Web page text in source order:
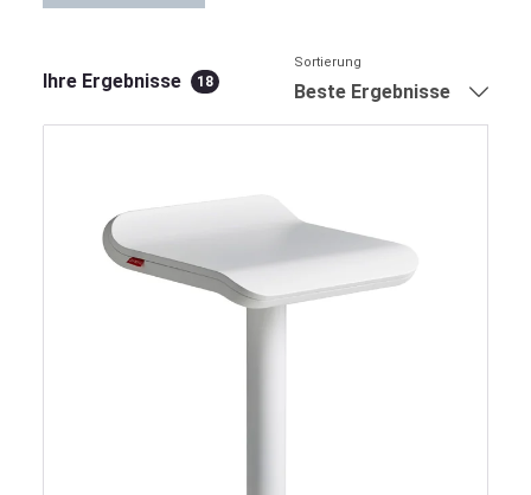
Ihre Ergebnisse 18
Sortierung
Beste Ergebnisse